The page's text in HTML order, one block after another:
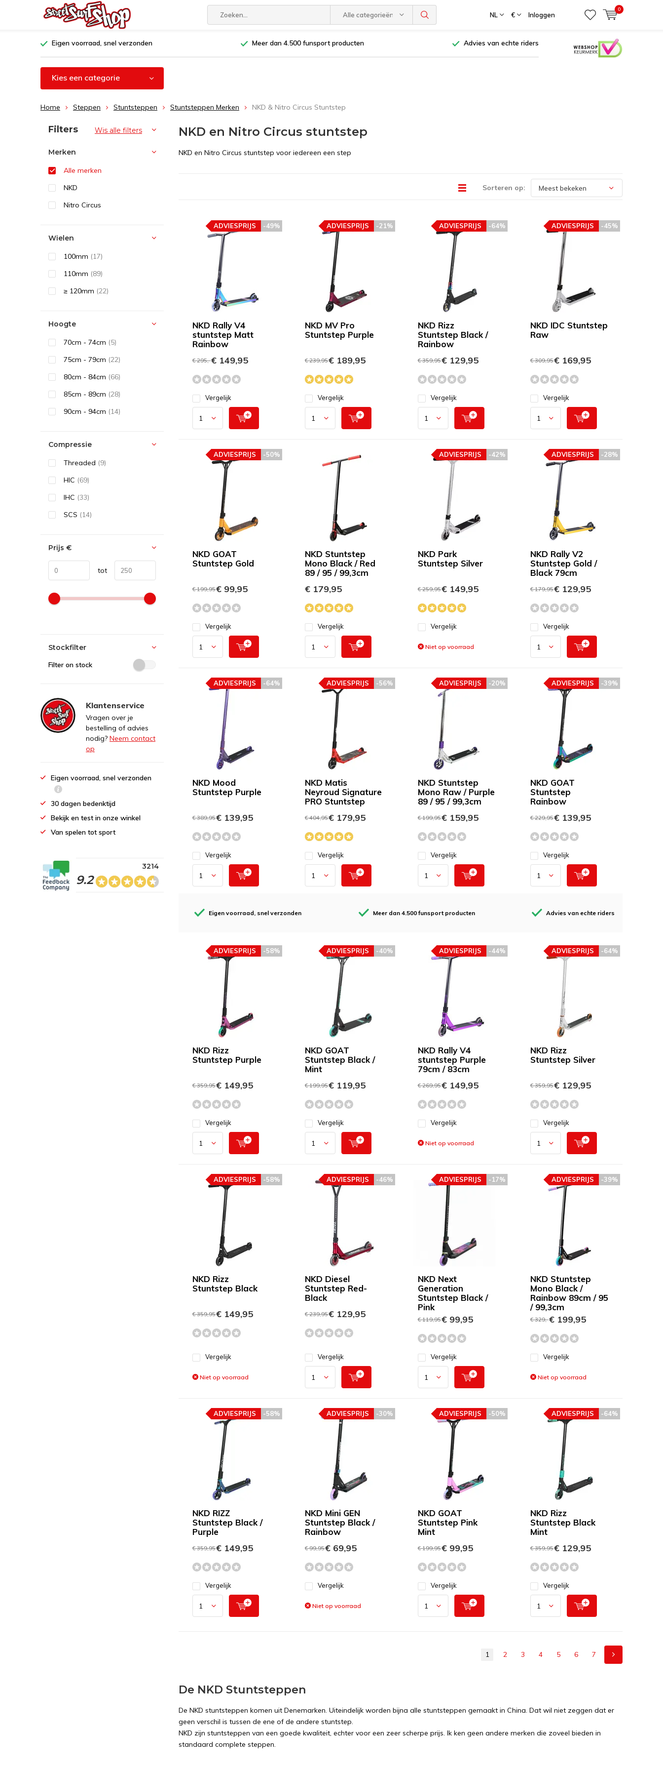
Alle categorieën NL € Inloggen
0
Eigen voorraad, snel verzonden Meer dan 4.500 funsport producten Advies van echte riders
Kies een categorie
Home Steppen Stuntsteppen Stuntsteppen Merken NKD & Nitro Circus Stuntstep
NKD en Nitro Circus stuntstep
NKD en Nitro Circus stuntstep voor iedereen een step
Sorteren op:
NKD Rally V4
stuntstep Matt
Rainbow
-49%
ADVIESPRIJS
€ 295,-€ 149,95
Vergelijk
NKD MV Pro
Stuntstep Purple
-21%
ADVIESPRIJS
€ 239,95€ 189,95
Vergelijk
NKD Rizz
Stuntstep Black /
Rainbow
-64%
ADVIESPRIJS
€ 359,95€ 129,95
Vergelijk
NKD IDC Stuntstep
Raw
-45%
ADVIESPRIJS
€ 309,95€ 169,95
Vergelijk
NKD GOAT
Stuntstep Gold
-50%
ADVIESPRIJS
€ 199,95€ 99,95
Vergelijk
NKD Stuntstep
Mono Black / Red
89 / 95 / 99,3cm
€ 179,95
Vergelijk
NKD Park
Stuntstep Silver
-42%
ADVIESPRIJS
€ 259,95€ 149,95
Vergelijk
Niet op voorraad
NKD Rally V2
Stuntstep Gold /
Black 79cm
-28%
ADVIESPRIJS
€ 179,95€ 129,95
Vergelijk
NKD Mood
Stuntstep Purple
-64%
ADVIESPRIJS
€ 389,95€ 139,95
Vergelijk
NKD Matis
Neyroud Signature
PRO Stuntstep
-56%
ADVIESPRIJS
€ 404,95€ 179,95
Vergelijk
NKD Stuntstep
Mono Raw / Purple
89 / 95 / 99,3cm
-20%
ADVIESPRIJS
€ 199,95€ 159,95
Vergelijk
NKD GOAT
Stuntstep
Rainbow
-39%
ADVIESPRIJS
€ 229,95€ 139,95
Vergelijk
Eigen voorraad, snel verzonden Meer dan 4.500 funsport producten Advies van echte riders
NKD Rizz
Stuntstep Purple
-58%
ADVIESPRIJS
€ 359,95€ 149,95
Vergelijk
NKD GOAT
Stuntstep Black /
Mint
-40%
ADVIESPRIJS
€ 199,95€ 119,95
Vergelijk
NKD Rally V4
stuntstep Purple
79cm / 83cm
-44%
ADVIESPRIJS
€ 269,95€ 149,95
Vergelijk
Niet op voorraad
NKD Rizz
Stuntstep Silver
-64%
ADVIESPRIJS
€ 359,95€ 129,95
Vergelijk
NKD Rizz
Stuntstep Black
-58%
ADVIESPRIJS
€ 359,95€ 149,95
Vergelijk
Niet op voorraad
NKD Diesel
Stuntstep Red-
Black
-46%
ADVIESPRIJS
€ 239,95€ 129,95
Vergelijk
NKD Next
Generation
Stuntstep Black /
Pink
-17%
ADVIESPRIJS
€ 119,95€ 99,95
Vergelijk
NKD Stuntstep
Mono Black /
Rainbow 89cm / 95
/ 99,3cm
-39%
ADVIESPRIJS
€ 329,-€ 199,95
Vergelijk
Niet op voorraad
NKD RIZZ
Stuntstep Black /
Purple
-58%
ADVIESPRIJS
€ 359,95€ 149,95
Vergelijk
NKD Mini GEN
Stuntstep Black /
Rainbow
-30%
ADVIESPRIJS
€ 99,95€ 69,95
Vergelijk
Niet op voorraad
NKD GOAT
Stuntstep Pink
Mint
-50%
ADVIESPRIJS
€ 199,95€ 99,95
Vergelijk
NKD Rizz
Stuntstep Black
Mint
-64%
ADVIESPRIJS
€ 359,95€ 129,95
Vergelijk
1 2 3 4 5 6 7
De NKD Stuntsteppen
De NKD stuntsteppen komen uit Denemarken. Uiteindelijk worden bijna alle stuntsteppen gemaakt in China. Dat wil niet zeggen dat er
geen verschil is tussen de ene of de andere stuntstep.
NKD zijn stuntsteppen van een goede kwaliteit, echter voor een zeer scherpe prijs. Ik ken geen andere merken die zoveel bieden in
standaard complete steppen.
Sorteren op:
Filters Wis alle filters
Merken
Alle merken
NKD
Nitro Circus
Wielen
100mm (17)
110mm (89)
≥ 120mm (22)
Hoogte
70cm - 74cm (5)
75cm - 79cm (22)
80cm - 84cm (66)
85cm - 89cm (28)
90cm - 94cm (14)
Compressie
Threaded (9)
HIC (69)
IHC (33)
SCS (14)
Prijs €
tot
Stockfilter
Filter on stock
Klantenservice
Vragen over je
bestelling of advies
nodig? Neem contact
op
Eigen voorraad, snel verzonden
30 dagen bedenktijd
Bekijk en test in onze winkel
Van spelen tot sport
9.2
3214